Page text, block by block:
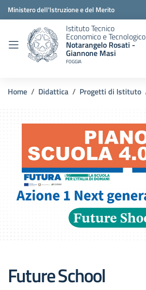
Ministero dell'Istruzione e del Merito
Istituto Tecnico
Economico e Tecnologico
Notarangelo Rosati -
Giannone Masi
FOGGIA
Home Didattica Progetti di Istituto
Future School